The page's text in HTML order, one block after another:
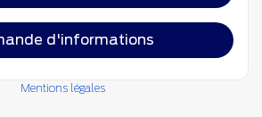
d'informations
Mentions légales